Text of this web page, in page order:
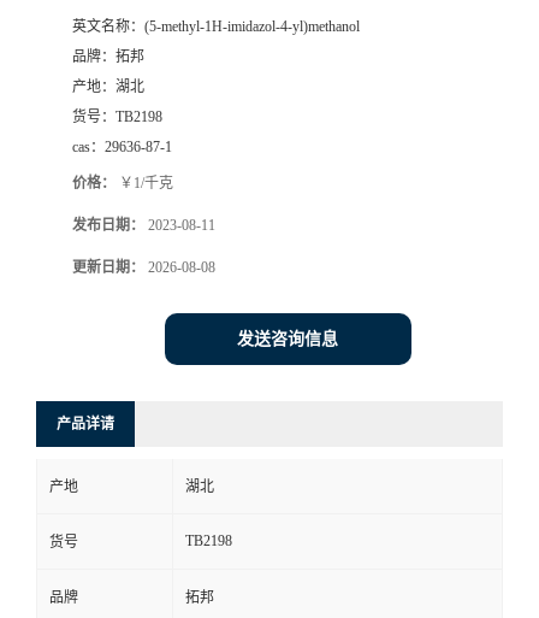
英文名称： (5-methyl-1H-imidazol-4-yl)methanol
品牌： 拓邦
产地： 湖北
货号： TB2198
cas： 29636-87-1
价格： ￥1/千克
发布日期： 2023-08-11
更新日期： 2026-08-08
发送咨询信息
产品详请
产地 湖北
货号 TB2198
品牌 拓邦